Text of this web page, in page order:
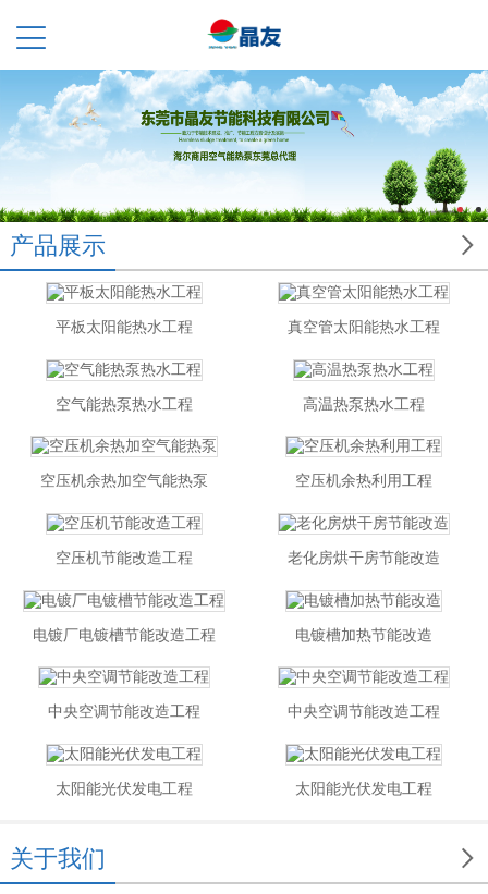

产品展示
平板太阳能热水工程 真空管太阳能热水工程
空气能热泵热水工程 高温热泵热水工程
空压机余热加空气能热泵 空压机余热利用工程
空压机节能改造工程 老化房烘干房节能改造
电镀厂电镀槽节能改造工程 电镀槽加热节能改造
中央空调节能改造工程 中央空调节能改造工程
太阳能光伏发电工程 太阳能光伏发电工程

关于我们